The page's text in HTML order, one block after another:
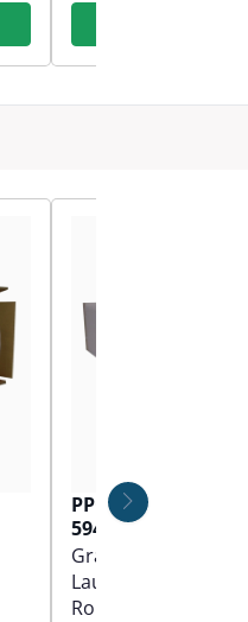
PPC Kopierpapier
594mm x 100m
Grammatur:
Laufmeter:
Rollenbreite: